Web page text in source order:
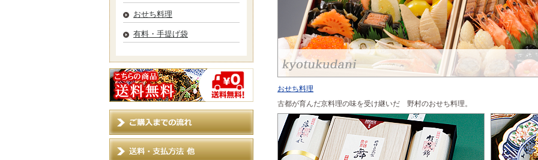
おせち料理
有料・手提げ袋
おせち料理
古都が育んだ京料理の味を受け継いだ 野村のおせち料理。